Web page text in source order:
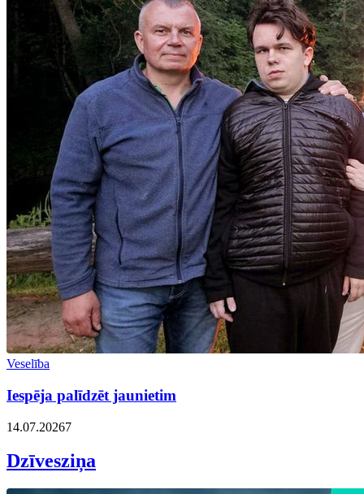
Veselība
Iespēja palīdzēt jaunietim
14.07.20267
Dzīvesziņa